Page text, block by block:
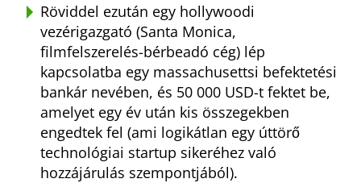
Röviddel ezután egy hollywoodi
vezérigazgató (Santa Monica,
filmfelszerelés-bérbeadó cég) lép
kapcsolatba egy massachusettsi befektetési
bankár nevében, és 50 000 USD-t fektet be,
amelyet egy év után kis összegekben
engedtek fel (ami logikátlan egy úttörő
technológiai startup sikeréhez való
hozzájárulás szempontjából).